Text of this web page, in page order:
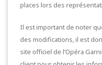
places lors des
Il est important de noter
des modifications, il est
site officiel de l’Opéra